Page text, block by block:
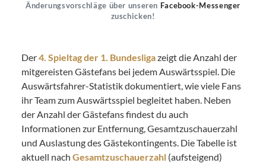
Änderungsvorschläge über unseren Facebook-Messenger
zuschicken!
Der4. Spieltag der 1. Bundesligazeigt die Anzahl der
mitgereisten Gästefans bei jedem Auswärtsspiel. Die
Auswärtsfahrer-Statistik dokumentiert, wie viele Fans
ihr Team zum Auswärtsspiel begleitet haben. Neben
der Anzahl der Gästefans findest du auch
Informationen zur Entfernung, Gesamtzuschauerzahl
und Auslastung des Gästekontingents. Die Tabelle ist
aktuell nach Gesamtzuschauerzahl (aufsteigend)